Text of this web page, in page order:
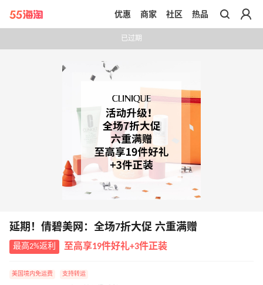
带你去官网买正品
优惠 商家 社区 热品
已过期
延期！倩碧美网：全场7折大促 六重满赠
最高2%返利 至高享19件好礼+3件正装
美国境内免运费 支持转运